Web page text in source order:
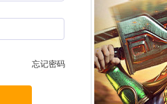
忘记密码